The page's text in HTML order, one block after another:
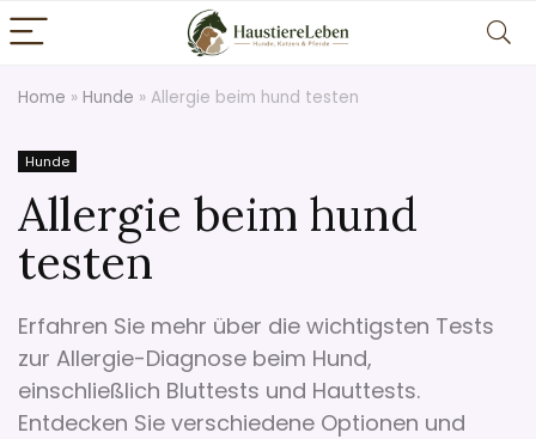
Home » Hunde » Allergie beim hund testen
Hunde
Allergie beim hund
testen
Erfahren Sie mehr über die wichtigsten Tests
zur Allergie-Diagnose beim Hund,
einschließlich Bluttests und Hauttests.
Entdecken Sie verschiedene Optionen und